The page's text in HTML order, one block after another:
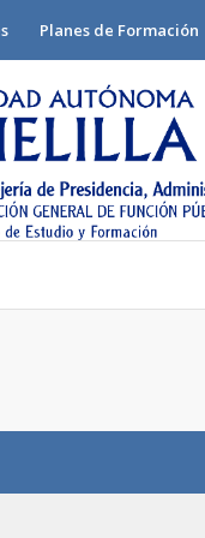
Planes de Formación